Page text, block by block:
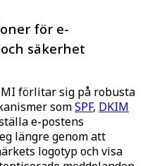
för e-
säkerhet
förlitar sig på robusta
somSPF, DKIM
e-postens
längre genom att
logotyp och visa